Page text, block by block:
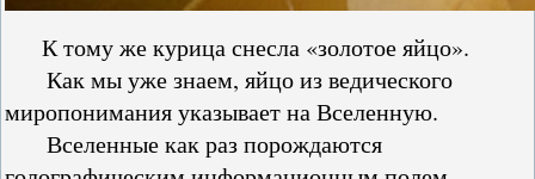
К тому же курица снесла «золотое яйцо».
Как мы уже знаем, яйцо из ведического
миропонимания указывает на Вселенную.
Вселенные как раз порождаются